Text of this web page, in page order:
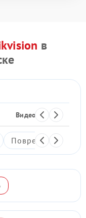
в
Видеостены
Повреждение